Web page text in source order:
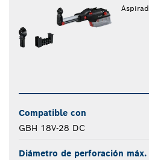
Compatible con
GBH 18V-28 DC
Diámetro de perforación máx.